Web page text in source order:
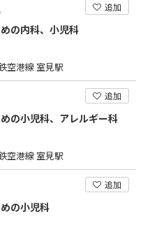
追加
の内科、小児科
空港線 室見駅
追加
の小児科、アレルギー科
空港線 室見駅
追加
の小児科